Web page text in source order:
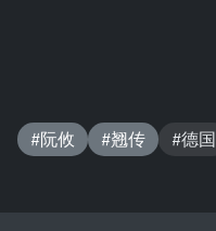
#阮攸 #翘传 #德国